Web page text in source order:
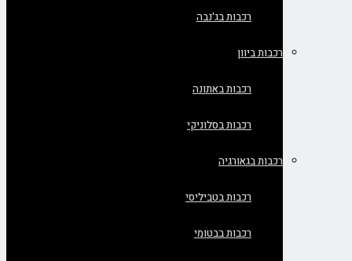
רכבות בג'נבה
רכבות ביוון
רכבות באתונה
רכבות בסלוניקי
רכבות בגאורגיה
רכבות בטביליסי
רכבות בבטומי